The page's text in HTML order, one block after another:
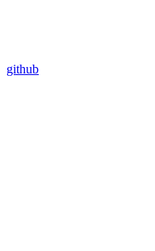
github